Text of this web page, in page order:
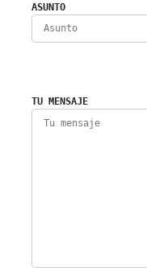
ASUNTO
TU MENSAJE